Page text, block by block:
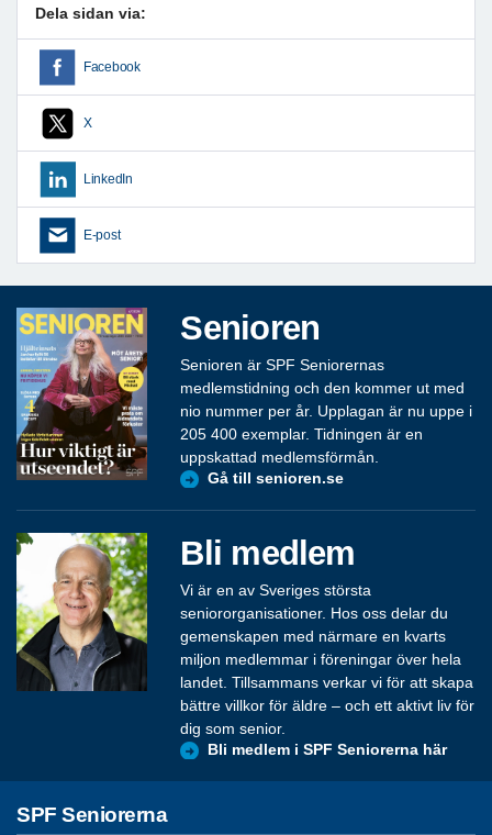
Dela sidan via:
Facebook
X
LinkedIn
E-post
Senioren
Senioren är SPF Seniorernas
medlemstidning och den kommer ut med
nio nummer per år. Upplagan är nu uppe i
205 400 exemplar. Tidningen är en
uppskattad medlemsförmån.
Gå till senioren.se
Bli medlem
Vi är en av Sveriges största
seniororganisationer. Hos oss delar du
gemenskapen med närmare en kvarts
miljon medlemmar i föreningar över hela
landet. Tillsammans verkar vi för att skapa
bättre villkor för äldre – och ett aktivt liv för
dig som senior.
Bli medlem i SPF Seniorerna här
SPF Seniorerna